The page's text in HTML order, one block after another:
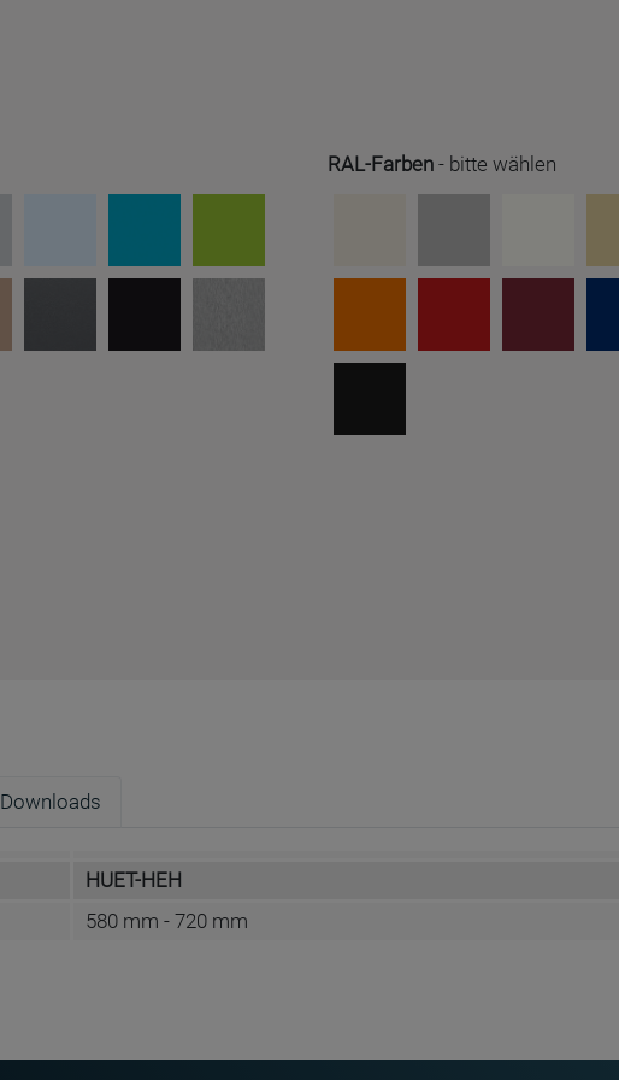
RAL-Farben - bitte wählen
Downloads
HUET-HEH
580 mm - 720 mm
Conen Furniture GmbH